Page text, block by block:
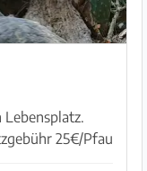
Lebensplatz.
25€/Pfau